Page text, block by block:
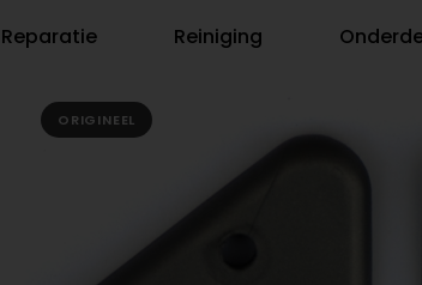
Reparatie Reiniging
ORIGINEEL